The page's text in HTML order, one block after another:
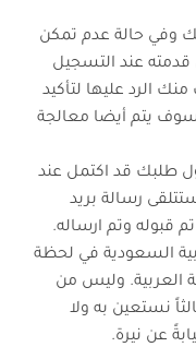
وفي حالة عدم تمكن
قدمته عند التسجيل
الرد عليها لتأكيد
يتم أيضا معالجة
طلبك قد اكتمل عند
رسالة بريد
قبوله وتم ارساله.
السعودية في لحظة
العربية. وليس من
نستعين به ولا
عن نيرة.